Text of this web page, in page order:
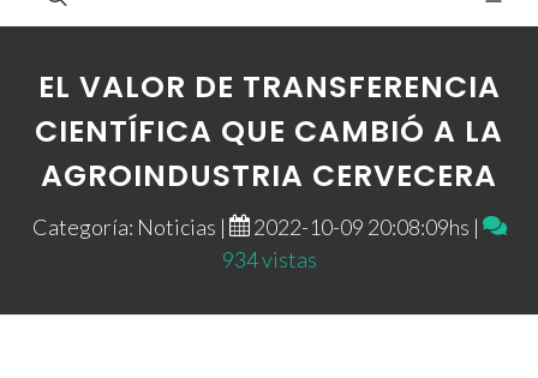
EL VALOR DE TRANSFERENCIA
CIENTÍFICA QUE CAMBIÓ A LA
AGROINDUSTRIA CERVECERA
Categoría: Noticias |
2022-10-09 20:08:09hs |
934 vistas